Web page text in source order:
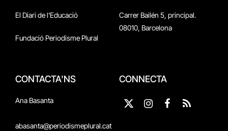
El Diari de l'Educació
Fundació Periodisme Plural
Carrer Bailén 5, principal.
08010, Barcelona
CONTACTA'NS
Ana Basanta
abasanta@periodismeplural.cat
CONNECTA
X
InstagramFacebook
RSS